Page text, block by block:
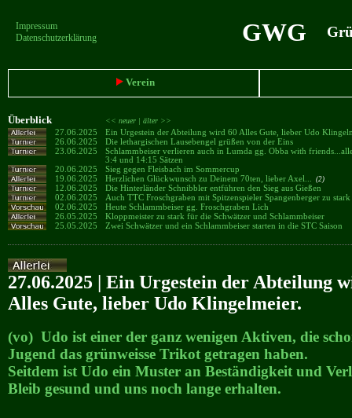
Impressum
Datenschutzerklärung
GWG
Verein
Überblick << neuer | älter >>
27.06.2025
Ein Urgestein der Abteilung wird 60 Alles Gute, lieber Udo
26.06.2025
Die lethargischen Lausebengel grüßen von der Eins
23.06.2025
Schlammbeiser verlieren auch in Lumda gg. Obba with
3:4 und 14:15 Sätzen
20.06.2025
Sieg gegen Fleisbach im Sommercup
19.06.2025
Herzlichen Glückwunsch zu Deinem 70ten, lieber Axel... (2)
12.06.2025
Die Hinterländer Schnibbler entführen den Sieg aus Gießen
02.06.2025
Auch TTC Froschgraben mit Spitzenspieler Spangenberger zu
02.06.2025
Heute Schlammbeiser gg. Froschgraben Lich
26.05.2025
Kloppmeister zu stark für die Schwätzer und Schlammbeiser
25.05.2025
Zwei Schwätzer und ein Schlammbeiser starten in die STC Saison
27.06.2025 | Ein Urgestein der Abteilung
Alles Gute, lieber Udo Klingelmeier.
(vo) Udo ist einer der ganz wenigen Aktiven, die
Jugend das grünweisse Trikot getragen haben.
Seitdem ist Udo ein Muster an Beständigkeit und
Bleib gesund und uns noch lange erhalten.